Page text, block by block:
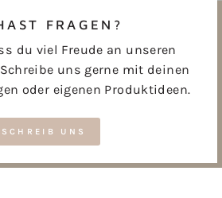
FRAGEN?
du viel Freude an unseren
uns gerne mit deinen
oder eigenen Produktideen.
SCHREIB UNS